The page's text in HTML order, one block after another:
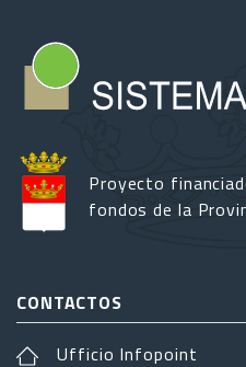
Proyecto
fondos de la
CONTACTOS
Ufficio Infopoint